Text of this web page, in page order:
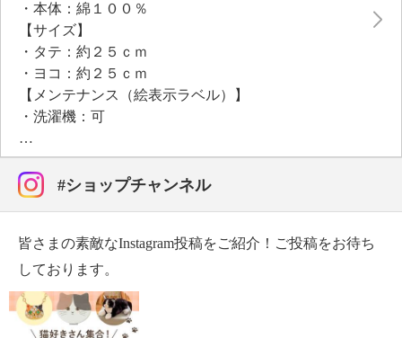
・本体：綿１００％
【サイズ】
・タテ：約２５ｃｍ
・ヨコ：約２５ｃｍ
【メンテナンス（絵表示ラベル）】
・洗濯機：可
・漂白処理：酸素系漂白可（塩素系漂白は不可）
・タンブル乾燥：可（低温）
・自然乾燥：日陰の吊り干し
・アイロン仕上げ：不可
・ウエットクリーニング：可
【個体差あり】
・個体差あり
【原産国（地）】
・中国製
#ショップチャンネル
皆さまの素敵なInstagram投稿をご紹介！ご投稿をお待ち
しております。